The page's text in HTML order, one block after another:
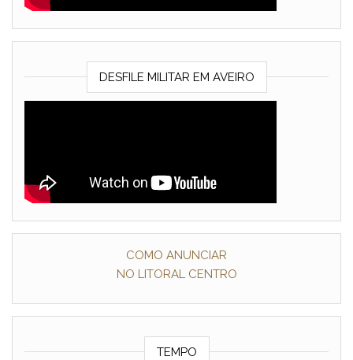
DESFILE MILITAR EM AVEIRO
COMO ANUNCIAR
NO LITORAL CENTRO
TEMPO